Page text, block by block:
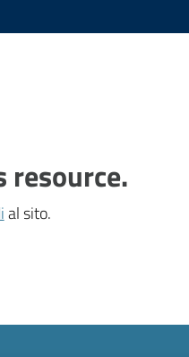
resource.
al sito.